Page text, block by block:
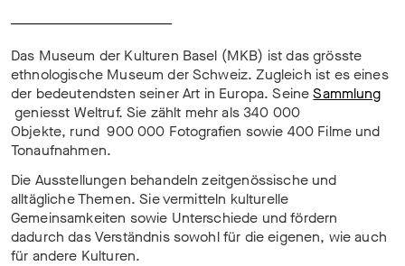
Das Museum der Kulturen Basel (MKB) ist das grösste
ethnologische Museum der Schweiz. Zugleich ist es eines
der bedeutendsten seiner Art in Europa. SeineSammlung
geniesst Weltruf. Sie zählt mehr als 340 000
Objekte, rund 900 000 Fotografien sowie 400 Filme und
Tonaufnahmen.
Die Ausstellungen behandeln zeitgenössische und
alltägliche Themen. Sie vermitteln kulturelle
Gemeinsamkeiten sowie Unterschiede und fördern
dadurch das Verständnis sowohl für die eigenen, wie auch
für andere Kulturen.